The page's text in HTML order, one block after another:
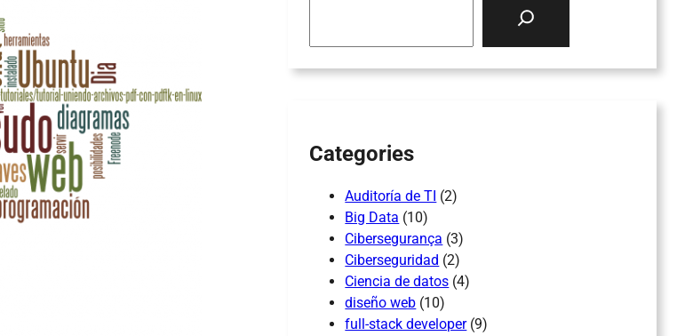
Categories
Auditoría de TI (2)
Big Data (10)
Cibersegurança (3)
Ciberseguridad (2)
Ciencia de datos (4)
diseño web (10)
full-stack developer(9)